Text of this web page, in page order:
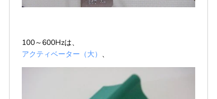
100～600Hzは、
アクティベーター（大） 、